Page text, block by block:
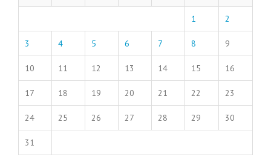
1 2
3 4 5 6 7 8 9
10 11 12 13 14 15 16
17 18 19 20 21 22 23
24 25 26 27 28 29 30
31